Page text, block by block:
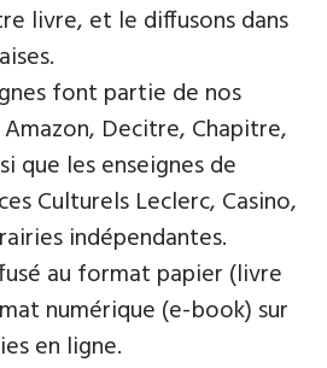
livre, et le diffusons dans
font partie de nos
Decitre, Chapitre,
que les enseignes de
Culturels Leclerc, Casino,
indépendantes.
au format papier (livre
numérique (e-book) sur
en ligne.